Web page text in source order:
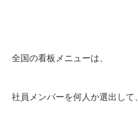
全国の看板メニューは、
社員メンバーを何人か選出して、